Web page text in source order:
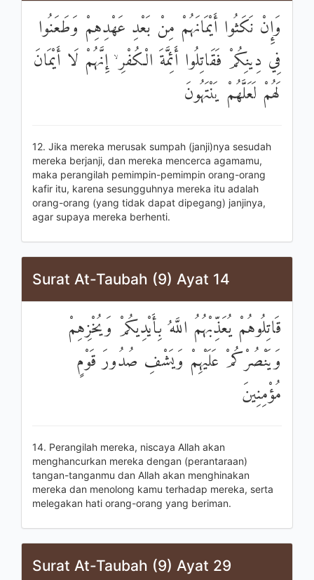
وَإِنْ نَكَثُوا أَيْمَانَهُمْ مِنْ بَعْدِ عَهْدِهِمْ وَطَعَنُوا
فِي دِينِكُمْ فَقَاتِلُوا أَئِمَّةَ الْكُفْرِ ۙ إِنَّهُمْ لَا أَيْمَانَ
لَهُمْ لَعَلَّهُمْ يَنْتَهُونَ
12. Jika mereka merusak sumpah (janji)nya sesudah
mereka berjanji, dan mereka mencerca agamamu,
maka perangilah pemimpin-pemimpin orang-orang
kafir itu, karena sesungguhnya mereka itu adalah
orang-orang (yang tidak dapat dipegang) janjinya,
agar supaya mereka berhenti.
Surat At-Taubah (9) Ayat 14
قَاتِلُوهُمْ يُعَذِّبْهُمُ اللَّهُ بِأَيْدِيكُمْ وَيُخْزِهِمْ
وَيَنْصُرْكُمْ عَلَيْهِمْ وَيَشْفِ صُدُورَ قَوْمٍ
مُؤْمِنِينَ
14. Perangilah mereka, niscaya Allah akan
menghancurkan mereka dengan (perantaraan)
tangan-tanganmu dan Allah akan menghinakan
mereka dan menolong kamu terhadap mereka, serta
melegakan hati orang-orang yang beriman.
Surat At-Taubah (9) Ayat 29